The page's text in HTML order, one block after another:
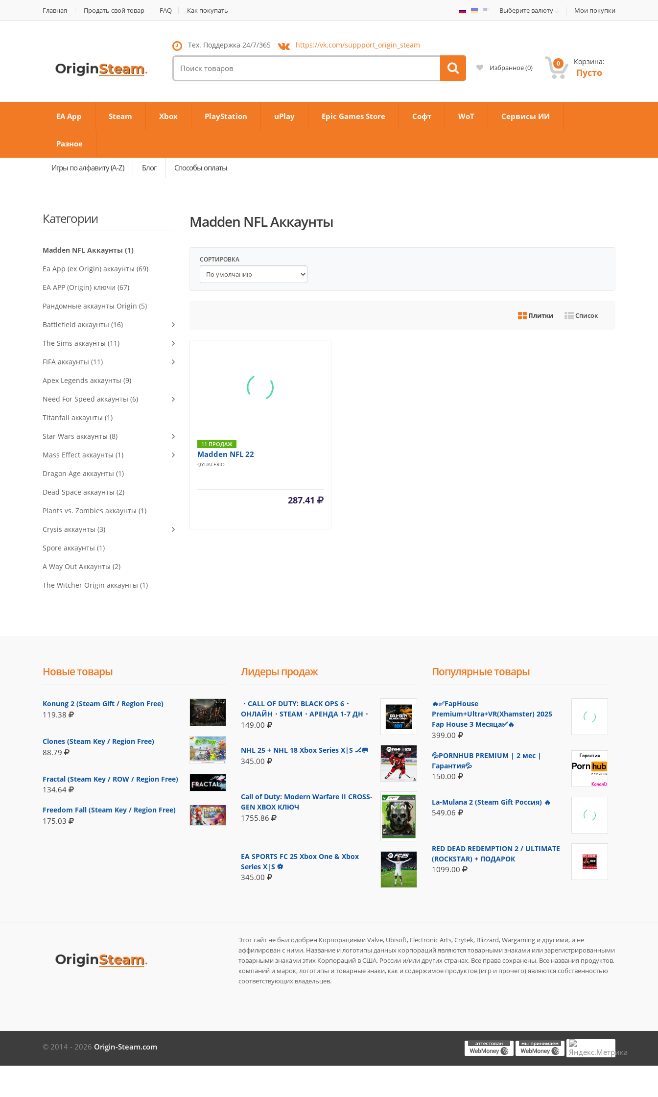
Главная Продать свой товар FAQ Как покупать Выберите валюту Мои покупки
Тех. Поддержка 24/7/365 https://vk.com/suppport_origin_steam
Поиск
товаров:
Избранное(0) 0 Корзина:
Пусто
EA App Steam Xbox PlayStation uPlay Epic Games Store Софт WoT Сервисы ИИ
Разное
Игры по алфавиту (A-Z) Блог Способы оплаты
Madden NFL Аккаунты
СОРТИРОВКА
Плитки Список
11 ПРОДАЖ
Madden NFL 22
QYUATERIO
287.41
Категории
Madden NFL Аккаунты (1)
Ea App (ex Origin) аккаунты (69)
EA APP (Origin) ключи (67)
Рандомные аккаунты Origin (5)
Battlefield аккаунты (16)
The Sims аккаунты (11)
FIFA аккаунты (11)
Apex Legends аккаунты (9)
Need For Speed аккаунты (6)
Titanfall аккаунты (1)
Star Wars аккаунты (8)
Mass Effect аккаунты (1)
Dragon Age аккаунты (1)
Dead Space аккаунты (2)
Plants vs. Zombies аккаунты (1)
Crysis аккаунты (3)
Spore аккаунты (1)
A Way Out Аккаунты (2)
The Witcher Origin аккаунты (1)
Новые товары
Konung 2 (Steam Gift / Region Free)
119.38
Clones (Steam Key / Region Free)
88.79
Fractal (Steam Key / ROW / Region Free)
134.64
Freedom Fall (Steam Key / Region Free)
175.03
Лидеры продаж
・CALL OF DUTY: BLACK OPS 6・
ОНЛАЙН・STEAM・АРЕНДА 1-7 ДН・
149.00
NHL 25 + NHL 18 Xbox Series X|S 🏒🥅
345.00
Call of Duty: Modern Warfare II CROSS-
GEN XBOX КЛЮЧ
1755.86
EA SPORTS FC 25 Xbox One & Xbox
Series X|S ⚽
345.00
Популярные товары
🔥✅FapHouse
Premium+Ultra+VR(Xhamster) 2025
Fap House 3 Месяца✅🔥
399.00
💦PORNHUB PREMIUM | 2 мес |
Гарантия💦
150.00
La-Mulana 2 (Steam Gift Россия) 🔥
549.06
RED DEAD REDEMPTION 2 / ULTIMATE
(ROCKSTAR) + ПОДАРОК
1099.00
Этот сайт не был одобрен Корпорациями Valve, Ubisoft, Electronic Arts, Crytek, Blizzard, Wargaming и другими, и не
аффилирован с ними. Название и логотипы данных корпораций являются товарными знаками или зарегистрированными
товарными знаками этих Корпораций в США, России и/или других странах. Все права сохранены. Все названия продуктов,
компаний и марок, логотипы и товарные знаки, как и содержимое продуктов (игр и прочего) являются собственностью
соответствующих владельцев.
© 2014 - 2026 Origin-Steam.com